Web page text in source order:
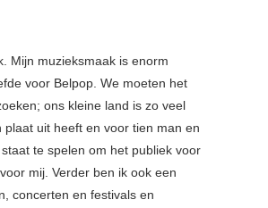
Mijn muzieksmaak is enorm
voor Belpop. We moeten het
ons kleine land is zo veel
uit heeft en voor tien man en
te spelen om het publiek voor
mij. Verder ben ik ook een
concerten en festivals en